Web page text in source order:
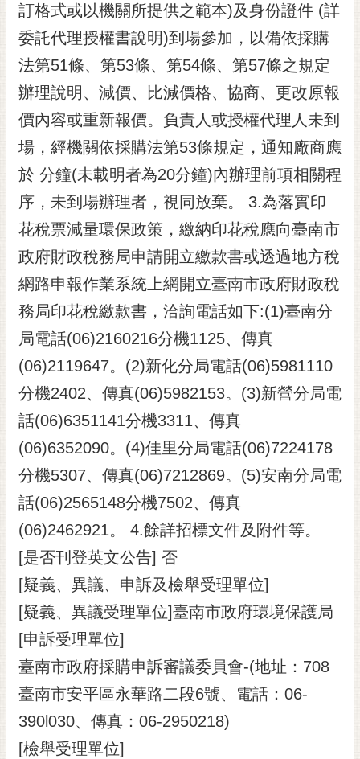
訂格式或以機關所提供之範本)及身份證件 (詳
委託代理授權書說明)到場參加，以備依採購
法第51條、第53條、第54條、第57條之規定
辦理說明、減價、比減價格、協商、更改原報
價內容或重新報價。負責人或授權代理人未到
場，經機關依採購法第53條規定，通知廠商應
於 分鐘(未載明者為20分鐘)內辦理前項相關程
序，未到場辦理者，視同放棄。 3.為落實印
花稅票減量環保政策，繳納印花稅應向臺南市
政府財政稅務局申請開立繳款書或透過地方稅
網路申報作業系統上網開立臺南市政府財政稅
務局印花稅繳款書，洽詢電話如下:(1)臺南分
局電話(06)2160216分機1125、傳真
(06)2119647。(2)新化分局電話(06)5981110
分機2402、傳真(06)5982153。(3)新營分局電
話(06)6351141分機3311、傳真
(06)6352090。(4)佳里分局電話(06)7224178
分機5307、傳真(06)7212869。(5)安南分局電
話(06)2565148分機7502、傳真
(06)2462921。 4.餘詳招標文件及附件等。
[是否刊登英文公告] 否
[疑義、異議、申訴及檢舉受理單位]
[疑義、異議受理單位]臺南市政府環境保護局
[申訴受理單位]
臺南市政府採購申訴審議委員會-(地址：708
臺南市安平區永華路二段6號、電話：06-
390l030、傳真：06-2950218)
[檢舉受理單位]